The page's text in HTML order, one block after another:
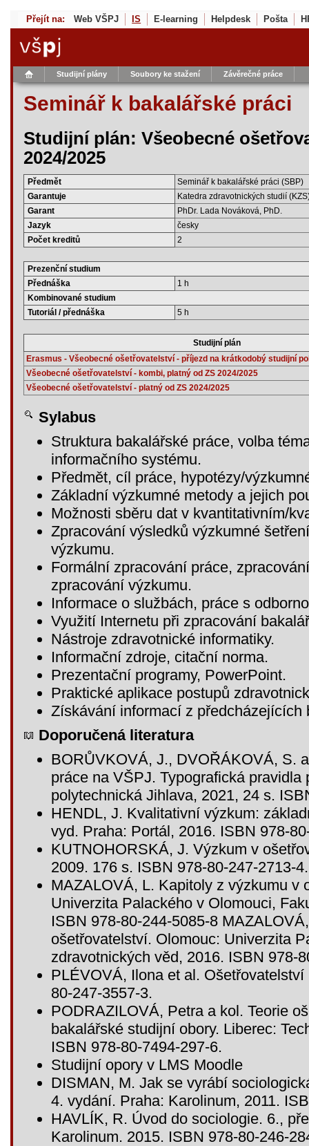
Přejít na: Web VŠPJ IS E-learning Helpdesk Pošta
Studijní plány Soubory ke stažení Závěrečné práce
Seminář k bakalářské práci
Studijní plán: Všeobecné
2024/2025
Předmět
Seminář k bakalářské práci (SBP)
Garantuje
Katedra zdravotnických studií
Garant
PhDr. Lada Nováková, PhD.
Jazyk
česky
Počet kreditů
2
Prezenční studium
Přednáška
1 h
Kombinované studium
Tutoriál / přednáška
5 h
Studijní plán
Erasmus - Všeobecné ošetřovatelství - příjezd na krátkodobý studijní
Všeobecné ošetřovatelství - kombi, platný od ZS 2024/2025
Všeobecné ošetřovatelství - platný od ZS 2024/2025
Sylabus
Struktura bakalářské práce, volba
informačního systému.
Předmět, cíl práce, hypotézy/
Základní výzkumné metody a jejich
Možnosti sběru dat v kvantitativním/
Zpracování výsledků výzkumné
výzkumu.
Formální zpracování práce,
zpracování výzkumu.
Informace o službách, práce s
Využití Internetu při zpracování
Nástroje zdravotnické informatiky.
Informační zdroje, citační norma.
Prezentační programy, PowerPoint.
Praktické aplikace postupů
Získávání informací z předcházejících
Doporučená literatura
BORŮVKOVÁ, J., DVOŘÁKOVÁ, S.
práce na VŠPJ. Typografická
polytechnická Jihlava, 2021, 24 s.
HENDL, J. Kvalitativní výzkum:
vyd. Praha: Portál, 2016. ISBN 978-
KUTNOHORSKÁ, J. Výzkum v
2009. 176 s. ISBN 978-80-247-2713-4.
MAZALOVÁ, L. Kapitoly z výzkumu v
Univerzita Palackého v Olomouci,
ISBN 978-80-244-5085-8
ošetřovatelství. Olomouc: Univerzita
zdravotnických věd, 2016. ISBN 978-
PLÉVOVÁ, Ilona et al.
80-247-3557-3.
PODRAZILOVÁ, Petra a kol. Teorie
bakalářské studijní obory. Liberec:
ISBN 978-80-7494-297-6.
Studijní opory v LMS Moodle
DISMAN, M. Jak se vyrábí
4. vydání. Praha: Karolinum, 2011.
HAVLÍK, R. Úvod do sociologie. 6.,
Karolinum. 2015. ISBN 978-80-246-